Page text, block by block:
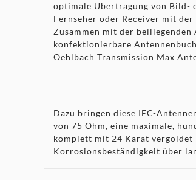
optimale Übertragung von Bild-
Fernseher oder Receiver mit
Zusammen mit der
konfektionierbare
Oehlbach Transmission Max
Dazu bringen diese IEC-
von 75 Ohm, eine maximale,
komplett mit 24 Karat vergoldet
Korrosionsbeständigkeit über